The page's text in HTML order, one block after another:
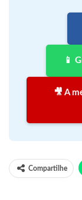
📱
🎥 A
Compartilhe